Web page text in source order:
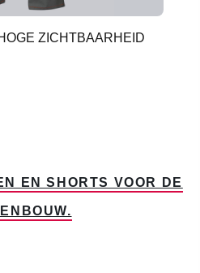
ZICHTBAARHEID
EN SHORTS VOOR DE